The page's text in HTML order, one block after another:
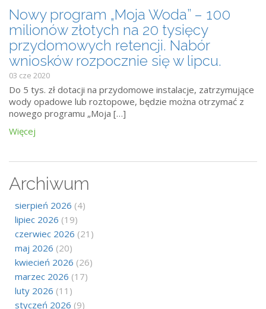
Nowy program „Moja Woda” – 100
milionów złotych na 20 tysięcy
przydomowych retencji. Nabór
wniosków rozpocznie się w lipcu.
03 cze 2020
Do 5 tys. zł dotacji na przydomowe instalacje, zatrzymujące
wody opadowe lub roztopowe, będzie można otrzymać z
nowego programu „Moja […]
Więcej
Archiwum
sierpień 2026 (4)
lipiec 2026 (19)
czerwiec 2026 (21)
maj 2026 (20)
kwiecień 2026 (26)
marzec 2026 (17)
luty 2026 (11)
styczeń 2026 (9)